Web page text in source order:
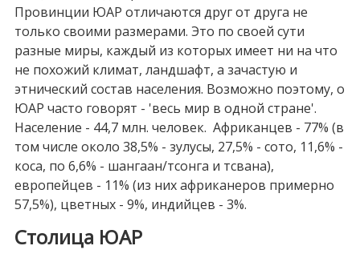
Провинции ЮАР отличаются друг от друга не
только своими размерами. Это по своей сути
разные миры, каждый из которых имеет ни на что
не похожий климат, ландшафт, а зачастую и
этнический состав населения. Возможно поэтому, о
ЮАР часто говорят - 'весь мир в одной стране'.
Население - 44,7 млн. человек. Африканцев - 77% (в
том числе около 38,5% - зулусы, 27,5% - сото, 11,6% -
коса, по 6,6% - шангаан/тсонга и тсвана),
европейцев - 11% (из них африканеров примерно
57,5%), цветных - 9%, индийцев - 3%.
Столица ЮАР